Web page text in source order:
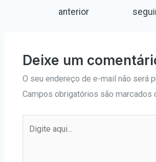
anterior
Deixe um
O seu endereço de e-mail não será
Campos obrigatórios são marcados